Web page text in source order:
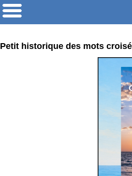
Petit historique des mots